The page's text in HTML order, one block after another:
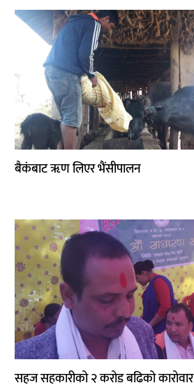
बैकंबाट ॠण लिएर भैंसीपालन
सहज सहकारीको २ करोड बढिको कारोवार